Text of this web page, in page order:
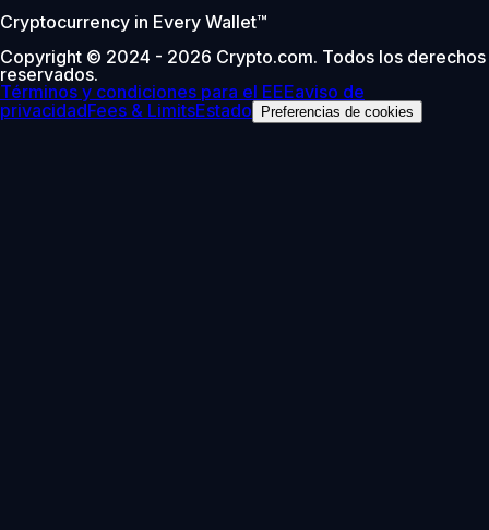
Cryptocurrency in Every Wallet™
Copyright © 2024 - 2026 Crypto.com. Todos los derechos
reservados.
Términos y condiciones para el EEEaviso de
privacidadFees & LimitsEstado Preferencias de cookies